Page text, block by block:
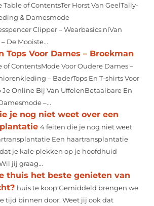
of ContentsTer Horst Van GeelTally-
& Damesmode
Clipper – Wearbasics.nlVan
De Mooiste...
Tops Voor Dames – Broekman
of ContentsMode Voor Oudere Dames –
– BaderTops En T-shirts Voor
Je Online Bij Van UffelenBetaalbare En
–...
je nog niet weet over een
4 feiten die je nog niet weet
Een haartransplantatie
je kale plekken op je hoofdhuid
jij graag...
thuis het beste genieten van
huis te koop Gemiddeld brengen we
tijd binnen door. Weet jij ook dat